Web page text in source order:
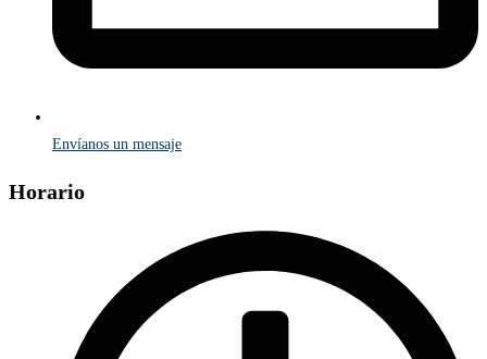
Envíanos un mensaje
Horario